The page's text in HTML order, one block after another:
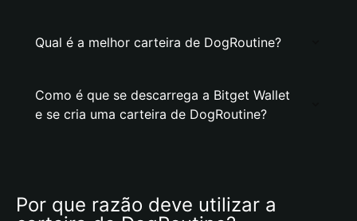
Qual é a melhor carteira de DogRoutine?
Como é que se descarrega a Bitget Wallet
e se cria uma carteira de DogRoutine?
Por que razão deve utilizar a